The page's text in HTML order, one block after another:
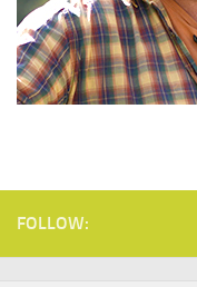
FOLLOW: